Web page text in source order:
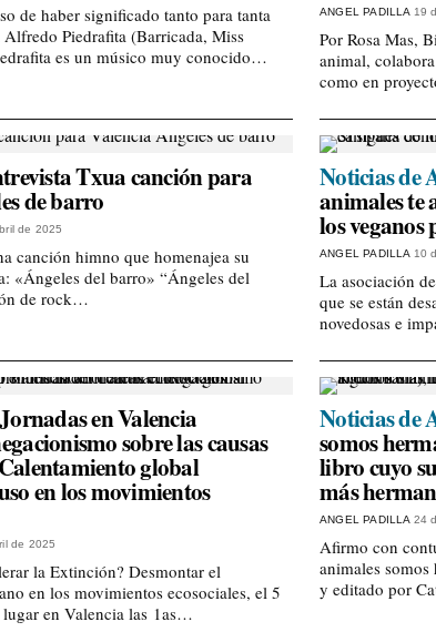
de haber significado tanto para tanta
Alfredo Piedrafita (Barricada, Miss
es un músico muy conocido…
ANGEL PADILLA 19
Por Rosa Mas,
animal,
como en
Txua canción para
de barro
de 2025
canción himno que homenajea su
«Ángeles del barro» “Ángeles del
de rock…
Noticias de
animales te
los
ANGEL PADILLA 10
La asociación
que se están
novedosas e
en Valencia
sobre las causas
global
en los movimientos
de 2025
la Extinción? Desmontar el
en los movimientos ecosociales, el 5
en Valencia las 1as…
Noticias de
somos
libro cuyo
más
ANGEL PADILLA 24
Afirmo con
animales
y editado por